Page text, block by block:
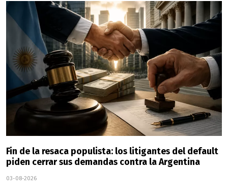
Fin de la resaca populista: los litigantes del default
piden cerrar sus demandas contra la Argentina
03-08-2026